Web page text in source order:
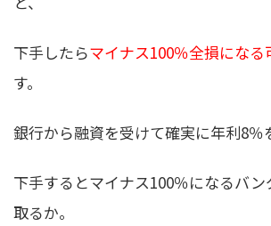
下手したらマイナス100％全損になる
す。
銀行から融資を受けて確実に年利8％
下手するとマイナス100％になるバン
取るか。